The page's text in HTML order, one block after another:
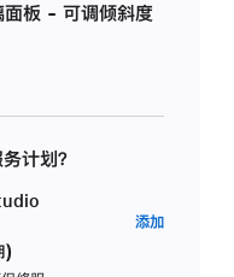
板 - 可调倾斜度
计划？
)
添加